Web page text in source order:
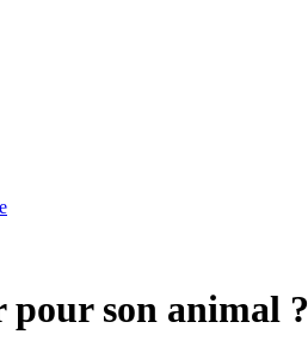
son animal ?